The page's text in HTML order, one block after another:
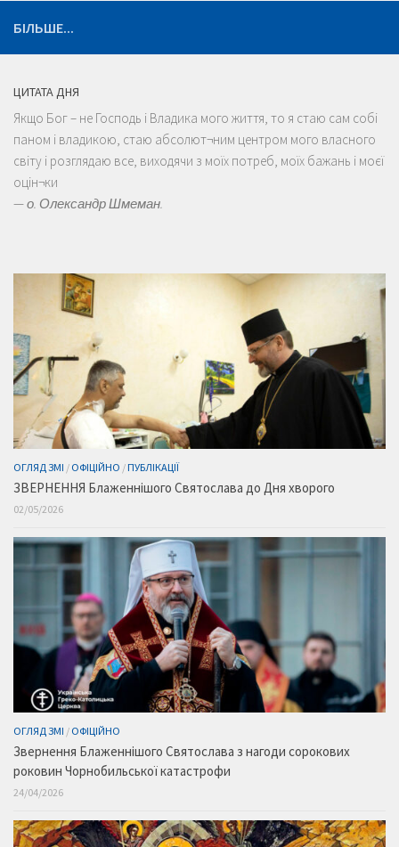
БІЛЬШЕ...
ЦИТАТА ДНЯ
Якщо Бог – не Господь і Владика мого життя, то я стаю сам собі
паном і владикою, стаю абсолют¬ним центром мого власного
світу і розглядаю все, виходячи з моїх потреб, моїх бажань і моєї
оцін¬ки
—о. Олександр Шмеман.
ОГЛЯД ЗМІ / ОФІЦІЙНО /ПУБЛІКАЦІЇ
ЗВЕРНЕННЯ Блаженнішого Святослава до Дня хворого
02/05/2026
ОГЛЯД ЗМІ / ОФІЦІЙНО
Звернення Блаженнішого Святослава з нагоди сорокових
роковин Чорнобильської катастрофи
24/04/2026